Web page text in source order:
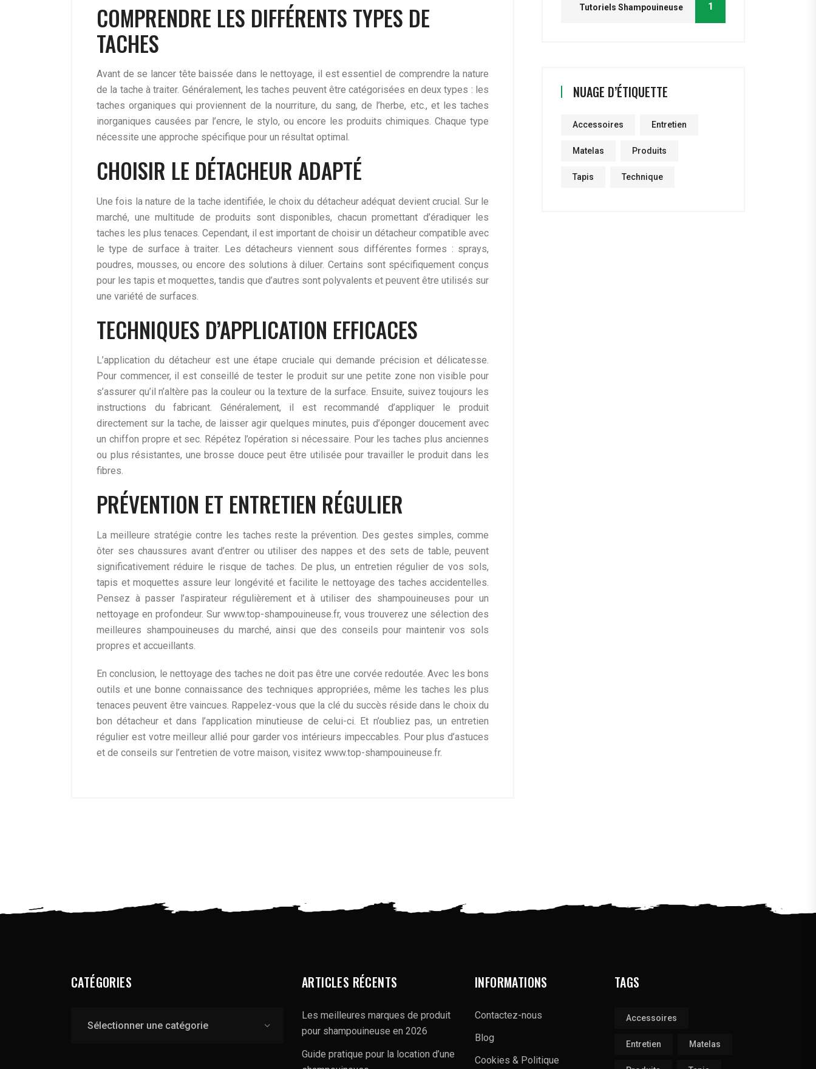
COMPRENDRE LES DIFFÉRENTS TYPES DE
TACHES
Avant de se lancer tête baissée dans le nettoyage, il est essentiel de comprendre la nature
de la tache à traiter. Généralement, les taches peuvent être catégorisées en deux types : les
taches organiques qui proviennent de la nourriture, du sang, de l’herbe, etc., et les taches
inorganiques causées par l’encre, le stylo, ou encore les produits chimiques. Chaque type
nécessite une approche spécifique pour un résultat optimal.
CHOISIR LE DÉTACHEUR ADAPTÉ
Une fois la nature de la tache identifiée, le choix du détacheur adéquat devient crucial. Sur le
marché, une multitude de produits sont disponibles, chacun promettant d’éradiquer les
taches les plus tenaces. Cependant, il est important de choisir un détacheur compatible avec
le type de surface à traiter. Les détacheurs viennent sous différentes formes : sprays,
poudres, mousses, ou encore des solutions à diluer. Certains sont spécifiquement conçus
pour les tapis et moquettes, tandis que d’autres sont polyvalents et peuvent être utilisés sur
une variété de surfaces.
TECHNIQUES D’APPLICATION EFFICACES
L’application du détacheur est une étape cruciale qui demande précision et délicatesse.
Pour commencer, il est conseillé de tester le produit sur une petite zone non visible pour
s’assurer qu’il n’altère pas la couleur ou la texture de la surface. Ensuite, suivez toujours les
instructions du fabricant. Généralement, il est recommandé d’appliquer le produit
directement sur la tache, de laisser agir quelques minutes, puis d’éponger doucement avec
un chiffon propre et sec. Répétez l’opération si nécessaire. Pour les taches plus anciennes
ou plus résistantes, une brosse douce peut être utilisée pour travailler le produit dans les
fibres.
PRÉVENTION ET ENTRETIEN RÉGULIER
La meilleure stratégie contre les taches reste la prévention. Des gestes simples, comme
ôter ses chaussures avant d’entrer ou utiliser des nappes et des sets de table, peuvent
significativement réduire le risque de taches. De plus, un entretien régulier de vos sols,
tapis et moquettes assure leur longévité et facilite le nettoyage des taches accidentelles.
Pensez à passer l’aspirateur régulièrement et à utiliser des shampouineuses pour un
nettoyage en profondeur. Sur www.top-shampouineuse.fr, vous trouverez une sélection des
meilleures shampouineuses du marché, ainsi que des conseils pour maintenir vos sols
propres et accueillants.
En conclusion, le nettoyage des taches ne doit pas être une corvée redoutée. Avec les bons
outils et une bonne connaissance des techniques appropriées, même les taches les plus
tenaces peuvent être vaincues. Rappelez-vous que la clé du succès réside dans le choix du
bon détacheur et dans l’application minutieuse de celui-ci. Et n’oubliez pas, un entretien
régulier est votre meilleur allié pour garder vos intérieurs impeccables. Pour plus d’astuces
et de conseils sur l’entretien de votre maison, visitez www.top-shampouineuse.fr.
Tutoriels Shampouineuse 1
NUAGE D’ÉTIQUETTE
Accessoires Entretien
Matelas Produits
Tapis Technique
CATÉGORIES ARTICLES RÉCENTS
Les meilleures marques de produit
pour shampouineuse en 2026
Guide pratique pour la location d’une
INFORMATIONS
Contactez-nous
Blog
Cookies & Politique
TAGS
Accessoires
Entretien Matelas